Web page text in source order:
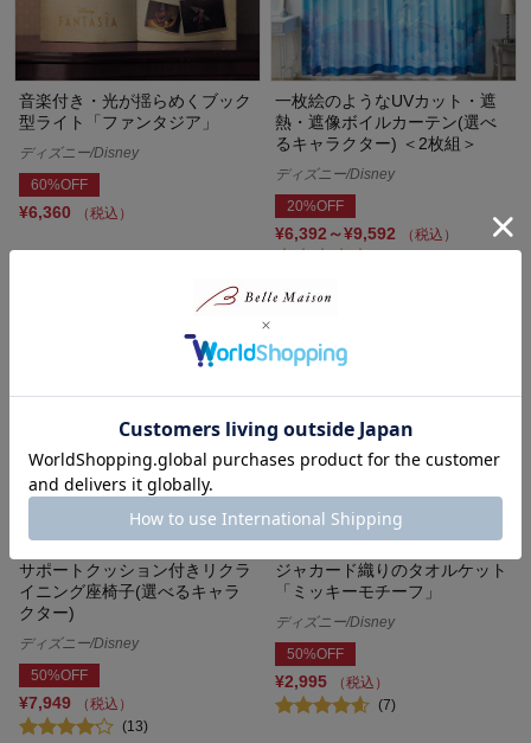
音楽付き・光が揺らめくブック
型ライト「ファンタジア」
ディズニー/Disney
60%OFF
¥6,360 （税込）
一枚絵のようなUVカット・遮
熱・遮像ボイルカーテン(選べ
るキャラクター) ＜2枚組＞
ディズニー/Disney
20%OFF
¥6,392～¥9,592
（税込）
サポートクッション付きリクラ
イニング座椅子(選べるキャラ
クター)
ディズニー/Disney
50%OFF
¥7,949
（税込）
(13)
ジャカード織りのタオルケット
「ミッキーモチーフ」
ディズニー/Disney
50%OFF
¥2,995
（税込）
(7)